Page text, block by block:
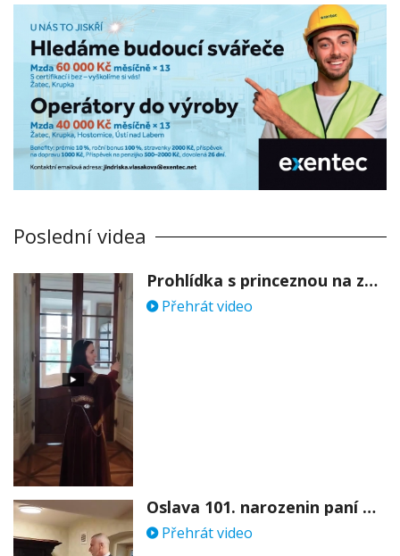
Poslední videa
Prohlídka s princeznou na zámku Stekník
Přehrát video
Oslava 101. narozenin paní Věry Skořepové
Přehrát video